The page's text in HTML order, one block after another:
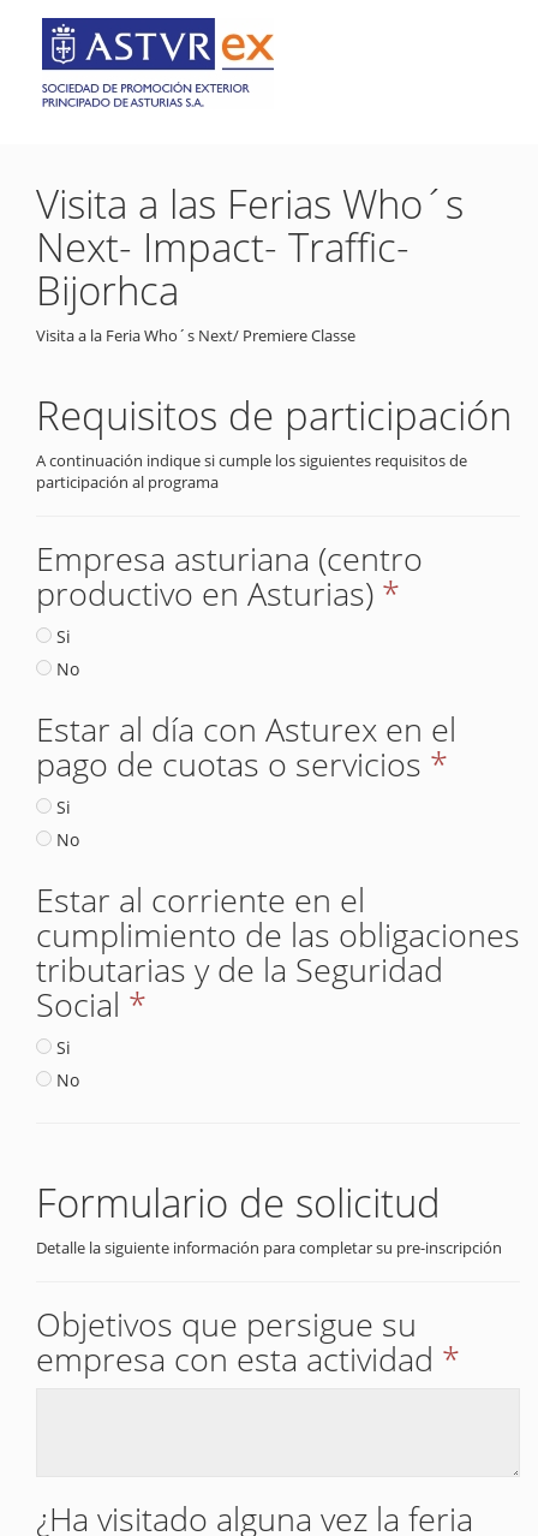
Visita a las Ferias Who´s
Next- Impact- Traffic-
Bijorhca
Visita a la Feria Who´s Next/ Premiere Classe
Requisitos de participación
A continuación indique si cumple los siguientes requisitos de
participación al programa
Empresa asturiana (centro
productivo en Asturias) *
Si
No
Estar al día con Asturex en el
pago de cuotas o servicios *
Si
No
Estar al corriente en el
cumplimiento de las obligaciones
tributarias y de la Seguridad
Social *
Si
No
Formulario de solicitud
Detalle la siguiente información para completar su pre-inscripción
Objetivos que persigue su
empresa con esta actividad *
¿Ha visitado alguna vez la feria